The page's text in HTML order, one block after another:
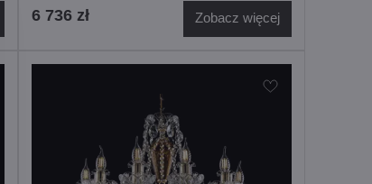
6 736 zł Zobacz więcej